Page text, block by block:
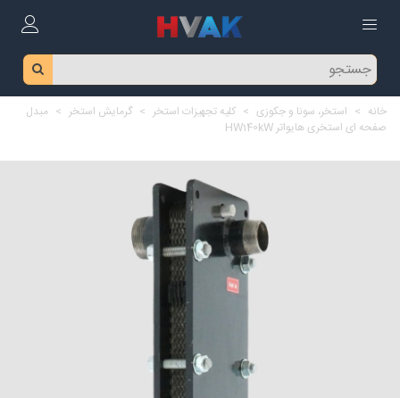
خانه > استخر، سونا و جکوزی > کلیه تجهیزات استخر > گرمایش استخر > مبدل
صفحه ای استخری هایواتر HW140kW